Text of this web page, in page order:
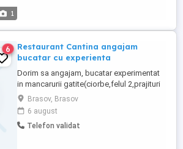
1
6
Restaurant Cantina angajam
bucatar cu experienta
Dorim sa angajam, bucatar experimentat
in mancarurii gatite(ciorbe,felul 2,prajituri
)pentru o cantina restaurant .Cu proba de
lucru,salariu atractiv .
Brasov, Brasov
6 august
Telefon validat